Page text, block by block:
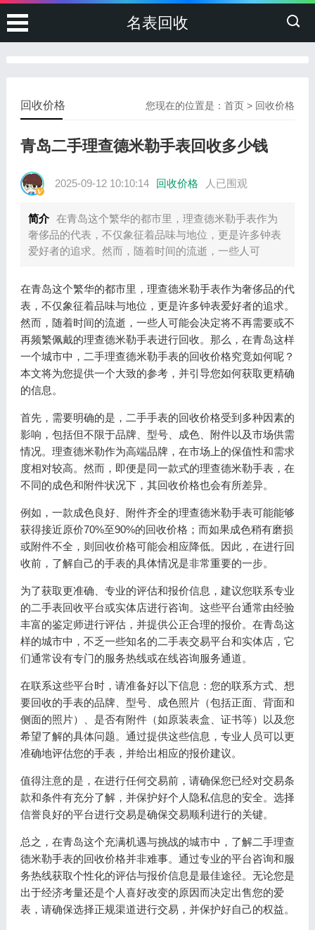
名表回收
您现在的位置是：首页 > 回收价格
回收价格
青岛二手理查德米勒手表回收多少钱
2025-09-12 10:10:14 回收价格 人已围观
简介 在青岛这个繁华的都市里，理查德米勒手表作为
奢侈品的代表，不仅象征着品味与地位，更是许多钟表
爱好者的追求。然而，随着时间的流逝，一些人可
在青岛这个繁华的都市里，理查德米勒手表作为奢侈品的代
表，不仅象征着品味与地位，更是许多钟表爱好者的追求。
然而，随着时间的流逝，一些人可能会决定将不再需要或不
再频繁佩戴的理查德米勒手表进行回收。那么，在青岛这样
一个城市中，二手理查德米勒手表的回收价格究竟如何呢？
本文将为您提供一个大致的参考，并引导您如何获取更精确
的信息。
首先，需要明确的是，二手手表的回收价格受到多种因素的
影响，包括但不限于品牌、型号、成色、附件以及市场供需
情况。理查德米勒作为高端品牌，在市场上的保值性和需求
度相对较高。然而，即便是同一款式的理查德米勒手表，在
不同的成色和附件状况下，其回收价格也会有所差异。
例如，一款成色良好、附件齐全的理查德米勒手表可能能够
获得接近原价70%至90%的回收价格；而如果成色稍有磨损
或附件不全，则回收价格可能会相应降低。因此，在进行回
收前，了解自己的手表的具体情况是非常重要的一步。
为了获取更准确、专业的评估和报价信息，建议您联系专业
的二手表回收平台或实体店进行咨询。这些平台通常由经验
丰富的鉴定师进行评估，并提供公正合理的报价。在青岛这
样的城市中，不乏一些知名的二手表交易平台和实体店，它
们通常设有专门的服务热线或在线咨询服务通道。
在联系这些平台时，请准备好以下信息：您的联系方式、想
要回收的手表的品牌、型号、成色照片（包括正面、背面和
侧面的照片）、是否有附件（如原装表盒、证书等）以及您
希望了解的具体问题。通过提供这些信息，专业人员可以更
准确地评估您的手表，并给出相应的报价建议。
值得注意的是，在进行任何交易前，请确保您已经对交易条
款和条件有充分了解，并保护好个人隐私信息的安全。选择
信誉良好的平台进行交易是确保交易顺利进行的关键。
总之，在青岛这个充满机遇与挑战的城市中，了解二手理查
德米勒手表的回收价格并非难事。通过专业的平台咨询和服
务热线获取个性化的评估与报价信息是最佳途径。无论您是
出于经济考量还是个人喜好改变的原因而决定出售您的爱
表，请确保选择正规渠道进行交易，并保护好自己的权益。